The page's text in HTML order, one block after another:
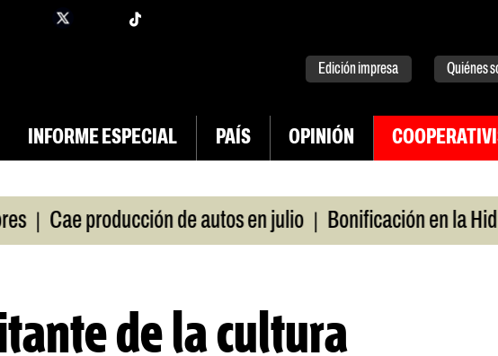
facebook
Edición impresa Quiénes
INFORME ESPECIAL PAÍS OPINIÓN
Cae producción de autos en julio | Bonificación en la Hidrovía
de la cultura